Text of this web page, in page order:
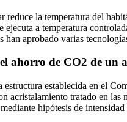
reduce la temperatura del
ejecuta a temperatura
han aprobado varias
ahorro de CO2 de
establecida en el
acristalamiento tratado en
hipótesis de